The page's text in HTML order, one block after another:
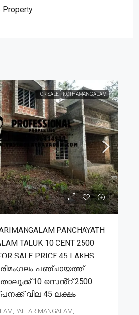
Property
FOR SALE KOTHAMANGALAM
PANCHAYATH
TALUK 10 CENT 2500
SALE PRICE 45 LAKHS
പഞ്ചായത്ത്
10 സെൻ്റ് 2500
വില 45 ലക്ഷം